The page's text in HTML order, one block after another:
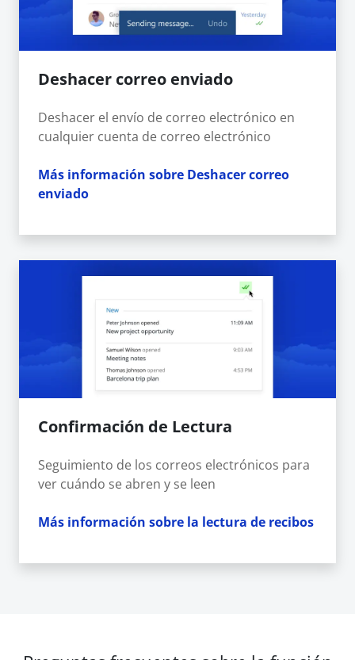
Deshacer correo enviado
Deshacer el envío de correo electrónico en
cualquier cuenta de correo electrónico
Más información sobre Deshacer correo
enviado
Confirmación de Lectura
Seguimiento de los correos electrónicos para
ver cuándo se abren y se leen
Más información sobre la lectura de recibos